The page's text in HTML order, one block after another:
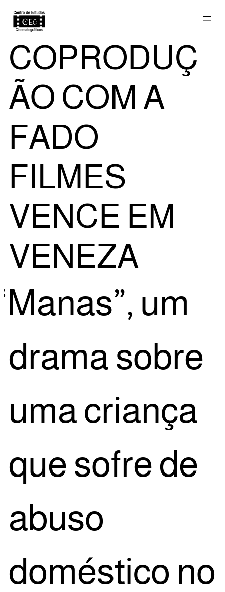
Saltar
para
o
conteúdo
COPRODUÇ
ÃO COM A
FADO
FILMES
VENCE EM
VENEZA
Manas”, um
dra­ma sobre
uma cri­an­ça
que sofre de
abu­so
domés­ti­co no